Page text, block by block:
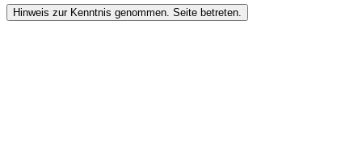
Hinweis zur Kenntnis genommen. Seite betreten.